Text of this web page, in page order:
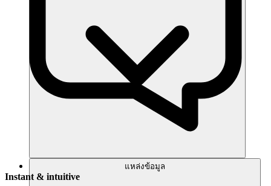
แหล่งข้อมูล
Instant & intuitive